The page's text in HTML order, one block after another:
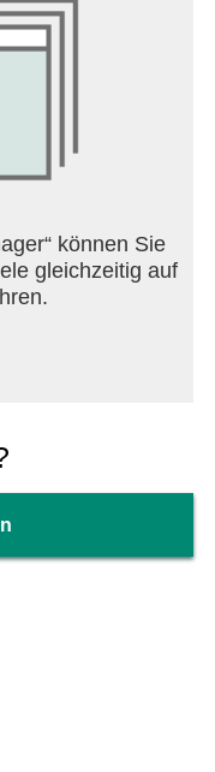
können Sie
gleichzeitig auf